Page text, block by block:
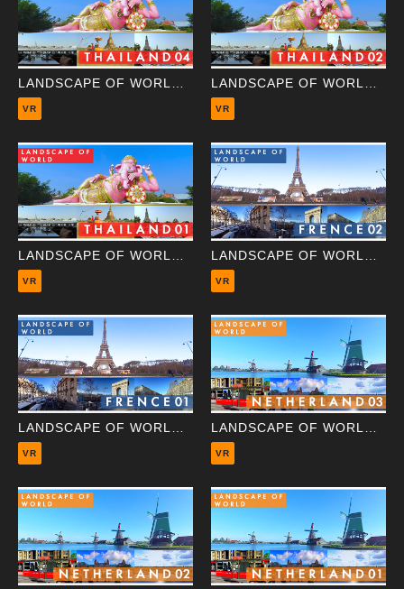
VR VR
VR VR
VR VR